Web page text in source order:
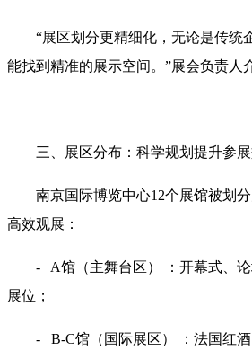
“展区划分更精细化，无论是传统
能找到精准的展示空间。”展会负责人
三、展区分布：科学规划提升参
南京国际博览中心12个展馆被划
高效观展：
- A馆（主舞台区） ：开幕式、
展位；
- B-C馆（国际展区） ：法国红